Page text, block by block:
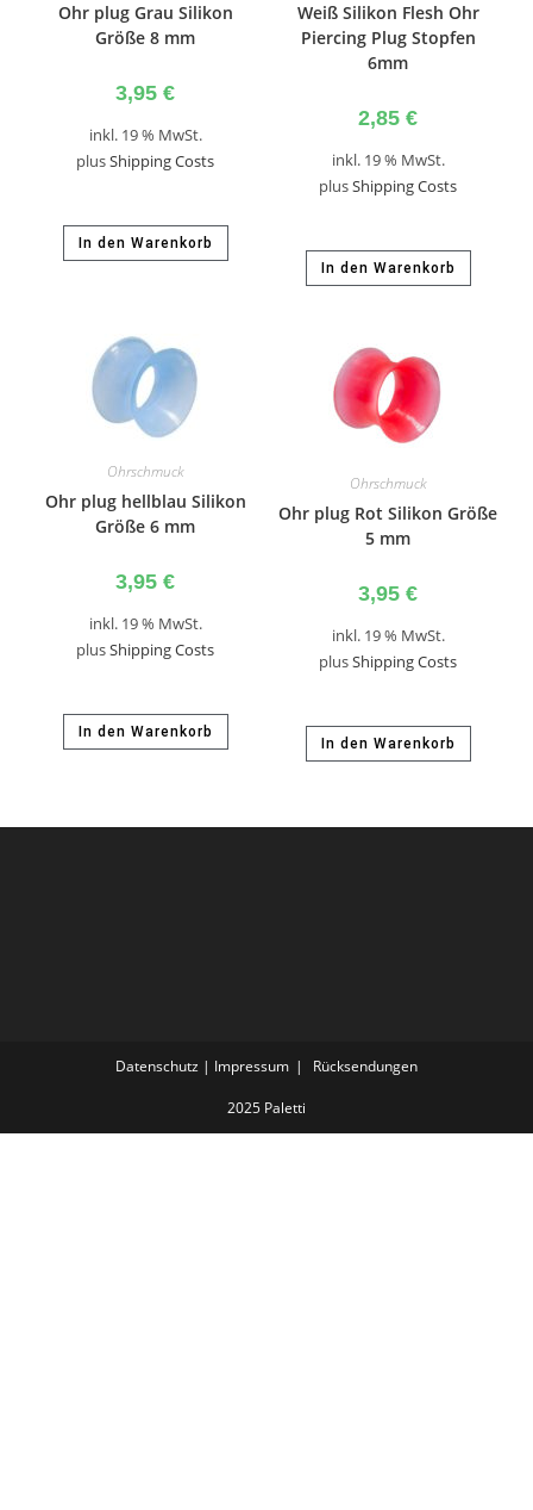
Ohr plug Grau Silikon
Größe 8 mm
3,95 €
inkl. 19 % MwSt.
plusShipping Costs
In den Warenkorb
Weiß Silikon Flesh Ohr
Piercing Plug Stopfen
6mm
2,85 €
inkl. 19 % MwSt.
plusShipping Costs
In den Warenkorb
Ohrschmuck
Ohr plug hellblau Silikon
Größe 6 mm
3,95 €
inkl. 19 % MwSt.
plusShipping Costs
In den Warenkorb
Ohrschmuck
Ohr plug Rot Silikon Größe
5 mm
3,95 €
inkl. 19 % MwSt.
plusShipping Costs
In den Warenkorb
Datenschutz | Impressum Rücksendungen
2025 Paletti